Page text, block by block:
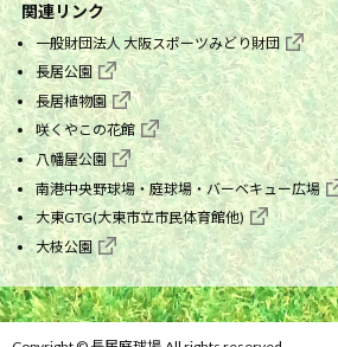
関連リンク
一般財団法人 大阪スポーツみどり財団
長居公園
長居植物園
咲くやこの花館
八幡屋公園
南港中央野球場・庭球場・バーベキュー広場
大東GTG(大東市立市民体育館他)
大枝公園